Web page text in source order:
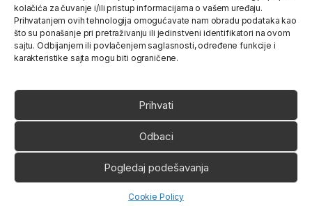
kolačića za čuvanje i/ili pristup informacijama o vašem uređaju.
Prihvatanjem ovih tehnologija omogućavate nam obradu podataka kao
što su ponašanje pri pretraživanju ili jedinstveni identifikatori na ovom
sajtu. Odbijanjem ili povlačenjem saglasnosti, određene funkcije i
karakteristike sajta mogu biti ograničene.
Prihvati
Odbaci
Pogledaj podešavanja
Cookie Policy
Popularne kategorije
O nama
Ukoliko imate neko pitanje,
slobodno nas pozovite
066 80 81 263